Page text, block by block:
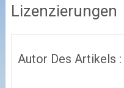
Lizenzierungen
Autor Des Artikels :